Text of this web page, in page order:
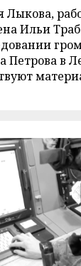
Лыкова,
Ильи
Петрова в